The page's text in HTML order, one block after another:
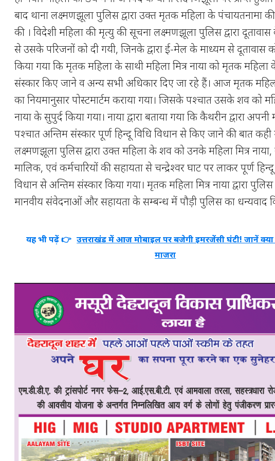
बाद थाना लक्ष्मणझूला पुलिस द्वारा उक्त मृतक महिला के पंचायतनामा की
की । विदेशी महिला की मृत्यु की सूचना लक्ष्मणझूला पुलिस द्वारा
से उसके परिजनों को दी गयी, जिनके द्वारा ई-मेल के माध्यम से दूतावास
किया गया कि मृतक महिला के साथी महिला मित्र नाया को मृतक महिला
संस्कार किए जाने व अन्य सभी अधिकार दिए जा रहे हैं। आज मृतक
का नियमानुसार पोस्टमार्टम कराया गया। जिसके पश्चात उसके शव को
नाया के सुपुर्द किया गया। नाया द्वारा बताया गया कि कैथरीन द्वारा
पश्चात अन्तिम संस्कार पूर्ण हिन्दू विधि विधान से किए जाने की बात कही
लक्ष्मणझूला पुलिस द्वारा उक्त महिला के शव को उनके महिला मित्र
मालिक, एवं कर्मचारियों की सहायता से चन्द्रेश्वर घाट पर लाकर पूर्ण
विधान से अन्तिम संस्कार किया गया। मृतक महिला मित्र नाया द्वारा
मानवीय संवेदनाओं और सहायता के सम्बन्ध में पौड़ी पुलिस का धन्यवाद
यह भी पढ़ें 👉 उत्तराखंड में आज मोबाइल पर बजेगी इमरजेंसी घंटी! जानें
माजरा